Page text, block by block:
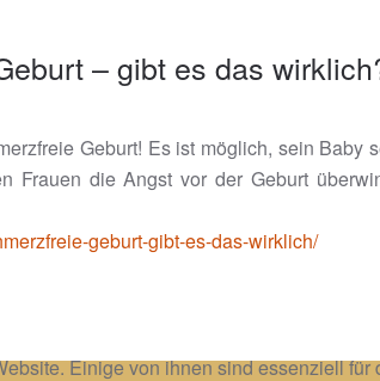
– gibt es das
Geburt! Es ist möglich, sein Baby
Frauen die Angst vor der Geburt
geburt-gibt-es-das-wirklich/
Einige von ihnen sind essenziell